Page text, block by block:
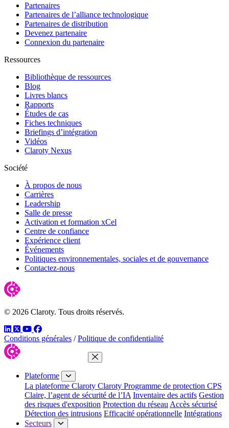
Partenaires
Partenaires de l’alliance technologique
Partenaires de distribution
Devenez partenaire
Connexion du partenaire
Ressources
Bibliothèque de ressources
Blog
Livres blancs
Rapports
Études de cas
Fiches techniques
Briefings d’intégration
Vidéos
Claroty Nexus
Société
À propos de nous
Carrières
Leadership
Salle de presse
Activation et formation xCel
Centre de confiance
Expérience client
Événements
Politiques environnementales, sociales et de gouvernance
Contactez-nous
© 2026 Claroty. Tous droits réservés.
LinkedIn
TwitterYouTube
Facebook
Conditions générales / Politique de confidentialité
Fermer le menu
Plateforme
La plateforme Claroty Claroty Programme de protection CPS
Claire, l’agent de sécurité de l’IA Inventaire des actifs Gestion
des risques d'exposition Protection du réseau Accès sécurisé
Détection des intrusions Efficacité opérationnelle Intégrations
Secteurs